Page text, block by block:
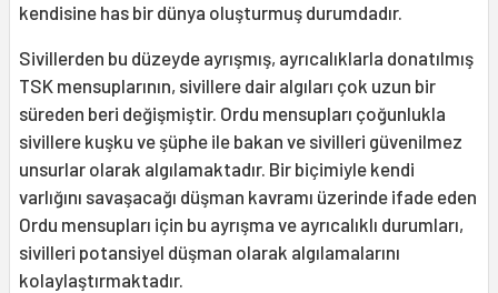
kendisine has bir dünya oluşturmuş durumdadır.
Sivillerden bu düzeyde ayrışmış, ayrıcalıklarla donatılmış
TSK mensuplarının, sivillere dair algıları çok uzun bir
süreden beri değişmiştir. Ordu mensupları çoğunlukla
sivillere kuşku ve şüphe ile bakan ve sivilleri güvenilmez
unsurlar olarak algılamaktadır. Bir biçimiyle kendi
varlığını savaşacağı düşman kavramı üzerinde ifade eden
Ordu mensupları için bu ayrışma ve ayrıcalıklı durumları,
sivilleri potansiyel düşman olarak algılamalarını
kolaylaştırmaktadır.